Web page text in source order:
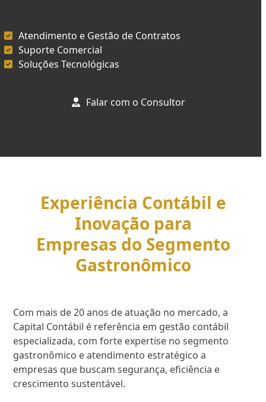
Atendimento e Gestão de Contratos
Suporte Comercial
Soluções Tecnológicas
Falar com o Consultor
Experiência Contábil e
Inovação para
Empresas do Segmento
Gastronômico
Com mais de 20 anos de atuação no mercado, a
Capital Contábil é referência em gestão contábil
especializada, com forte expertise no segmento
gastronômico e atendimento estratégico a
empresas que buscam segurança, eficiência e
crescimento sustentável.